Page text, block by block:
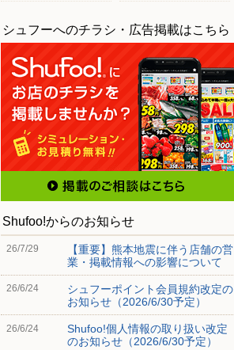
シュフーへのチラシ・広告掲載はこちら
Shufoo!からのお知らせ
26/7/29
【重要】熊本地震に伴う店舗の営
業・掲載情報への影響について
26/6/24
シュフーポイント会員規約改定の
お知らせ（2026/6/30予定）
26/6/24
Shufoo!個人情報の取り扱い改定
のお知らせ（2026/6/30予定）